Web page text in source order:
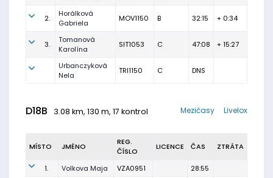
2.
Horálková
Gabriela
MOV1150 B 32:15 + 0:34
3.
Tomanová
Karolína
SIT1053 C 47:08 + 15:27
Urbanczyková
Nela
TRI1150 C DNS
D18B 3.08 km, 130 m, 17 kontrol Livelox
Mezičasy
MÍSTO JMÉNO
REG.
ČÍSLO
LICENCE ČAS ZTRÁTA
1. Volkova Maja VZA0951 28:55